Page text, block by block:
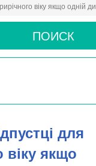
віку якщо одній
ПОИСК
для
якщо